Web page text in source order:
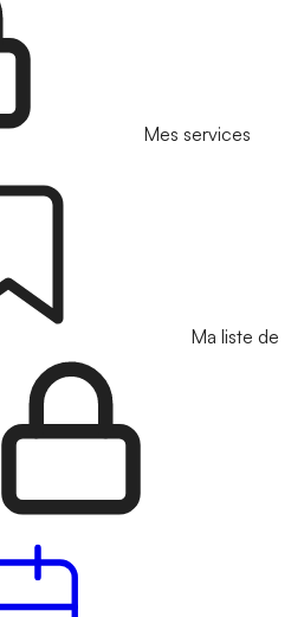
Mes services
Ma liste de